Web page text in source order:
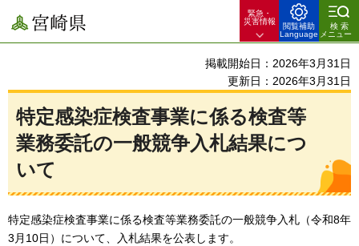
宮崎県
緊急・
災害情報
閲覧補助
Language
検索
メニュー
掲載開始日：2026年3月31日
更新日：2026年3月31日
特定感染症検査事業に係る検査等
業務委託の一般競争入札結果につ
いて
特定感染症検査事業に係る検査等業務委託の一般競争入札（令和8年
3月10日）について、入札結果を公表します。